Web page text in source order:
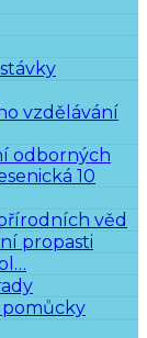
vzdělávání
odborných
10
věd
propasti